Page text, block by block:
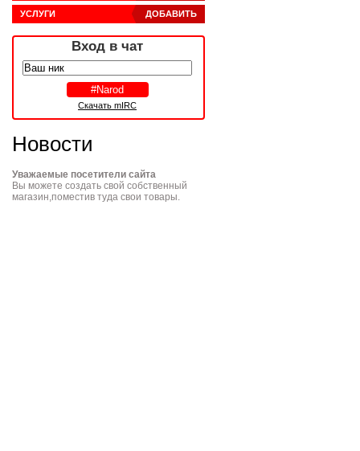
ДОБАВИТЬ
УСЛУГИ
Вход в чат
Скачать mIRC
Новости
Уважаемые посетители сайта
Вы можете создать свой собственный
магазин,поместив туда свои товары.